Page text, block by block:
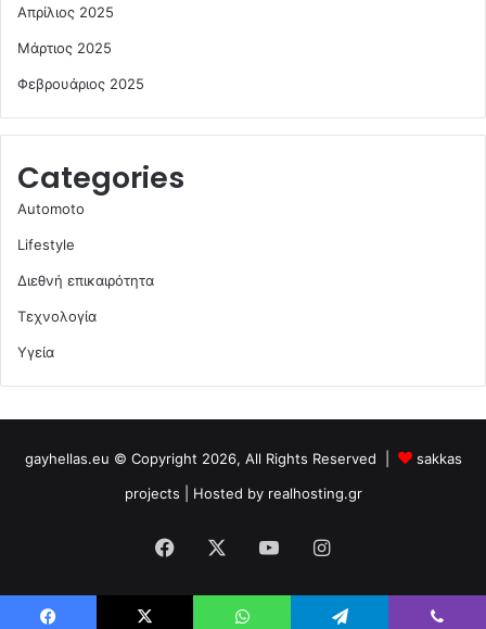
Απρίλιος 2025
Μάρτιος 2025
Φεβρουάριος 2025
Categories
Automoto
Lifestyle
Διεθνή επικαιρότητα
Τεχνολογία
Υγεία
gayhellas.eu © Copyright 2026, All Rights Reserved |
sakkas
projects | Hosted by realhosting.gr
Facebook YouTubeInstagram